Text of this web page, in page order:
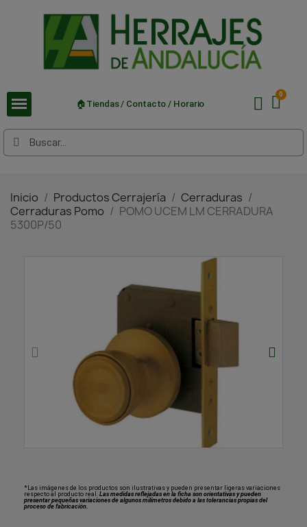
🏠Tiendas / Contacto / Horario
Inicio Productos Cerrajería
Cerraduras
Cerraduras Pomo
POMO UCEM LM CERRADURA
5300P/50
*Las imágenes de los productos son ilustrativas y pueden presentar ligeras variaciones
respecto al producto real. Las medidas reflejadas en la ficha son orientativas y pueden
presentar pequeñas variaciones de algunos milímetros debido a las tolerancias propias del
proceso de fabricación.